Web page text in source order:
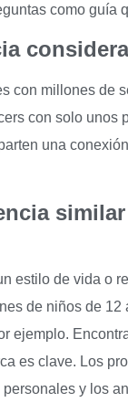
como guía
con millones de
con solo unos
una
estilo de vida o
de niños de 12
ejemplo.
es clave. Los
y los